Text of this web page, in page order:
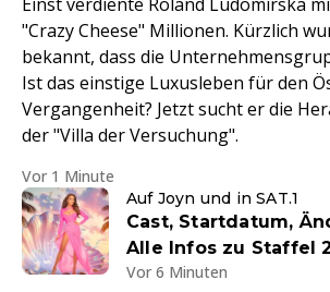
"Crazy Cheese" Millionen. Kürzlich
bekannt, dass die
Ist das einstige Luxusleben für den
Vergangenheit? Jetzt sucht er die
der "Villa der Versuchung".
Vor 1 Minute
Auf Joyn und in SAT.1
Cast, Startdatum,
Alle Infos zu Staffel
Vor 6 Minuten